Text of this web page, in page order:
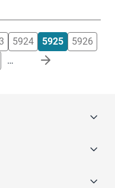
5924 5925
5926
…